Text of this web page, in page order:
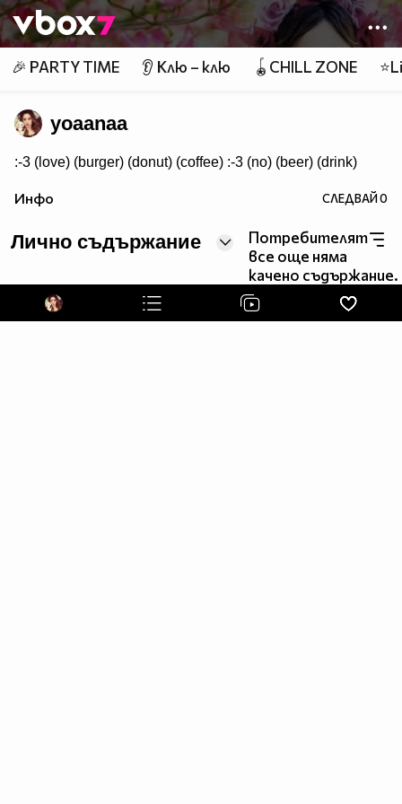
Member of
👾
🎉 PARTY TIME 👂 Клю – клю 🪀CHILL ZONE
yoaanaa
:-3 (love) (burger) (donut) (coffee) :-3 (no) (beer) (drink)
Инфо СЛЕДВАЙ0
Лично съдържание
Потребителят
все още няма
качено съдържание.